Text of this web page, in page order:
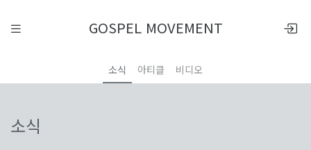
GOSPEL MOVEMENT
소식 아티클 비디오
소식